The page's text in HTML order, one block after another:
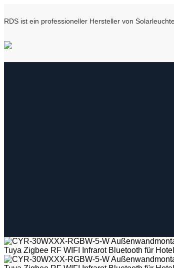
RDS ist ein professioneller Hersteller von